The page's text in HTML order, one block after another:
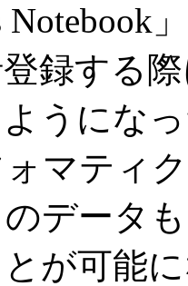
録する
うにな
マティ
のデー
が可能